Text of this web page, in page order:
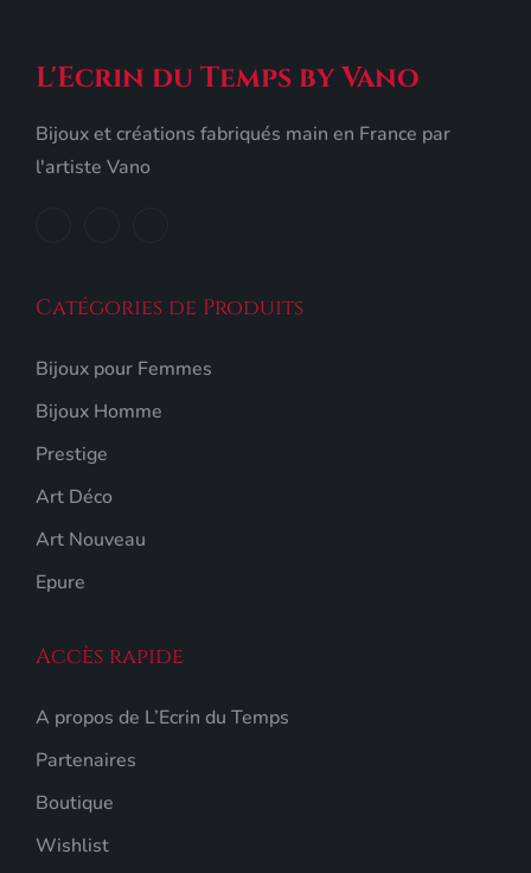
L'Ecrin du Temps by Vano
Bijoux et créations fabriqués main en France par
l'artiste Vano
Catégories de Produits
Bijoux pour Femmes
Bijoux Homme
Prestige
Art Déco
Art Nouveau
Epure
Accès rapide
A propos de L’Ecrin du Temps
Partenaires
Boutique
Wishlist